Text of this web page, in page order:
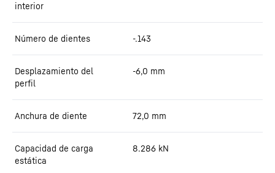
interior
Número de dientes -.143
Desplazamiento del
perfil
-6,0 mm
Anchura de diente 72,0 mm
Capacidad de carga
estática
8.286 kN